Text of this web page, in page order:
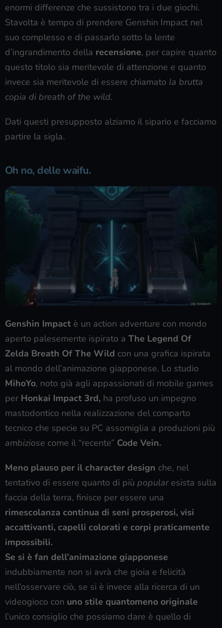
enormi differenze che sussistono tra i due giochi.
Stavolta è tempo di prendere Genshin Impact nel
suo complesso e di passarlo sotto la lente
d’ingrandimento della recensione, per capire quanto
questo titolo sia meritevole di attenzione e quanto
invece sia meritevole di essere chiamato la brutta
copia di breath of the wild.
Dati questi presupposto alziamo il sipario e facciamo
partire la sigla.
Oh no, delle waifu.
Genshin Impact è un action adventure con mondo
aperto palesemente ispirato a The Legend Of
Zelda Breath Of The Wild con una grafica ispirata
al mondo dell’animazione giapponese. Lo studio
MihoYo, noto già agli appassionati di mobile games
per Honkai Impact 3rd, ha profuso un impegno
mastodontico nella realizzazione del comparto
tecnico che specie su PC assomiglia a produzioni più
ambiziose come il “recente” Code Vein.
Meno plauso per il character design che, nel
tentativo di essere quanto di più popular esista sulla
faccia della terra, finisce per essere una
rimescolanza continua di seni prosperosi, visi
accattivanti, capelli colorati e corpi praticamente
impossibili.
Se si è fan dell’animazione giapponese
indubbiamente non si avrà che gioia e felicità
nell’osservare ciò, se si è invece alla ricerca di un
videogioco con uno stile quantomeno originale
l’unico consiglio che possiamo dare è quello di